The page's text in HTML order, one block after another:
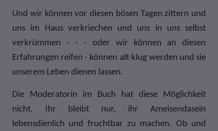
Und wir können vor diesen bösen Tagen zittern und
uns im Haus verkriechen und uns in uns selbst
verkrümmen - - - oder wir können an diesen
Erfahrungen reifen - können alt-klug werden und sie
unserem Leben dienen lassen.
Die Moderatorin im Buch hat diese Möglichkeit
nicht. Ihr bleibt nur, ihr Ameisendasein
lebensdienlich und fruchtbar zu machen. Ob und